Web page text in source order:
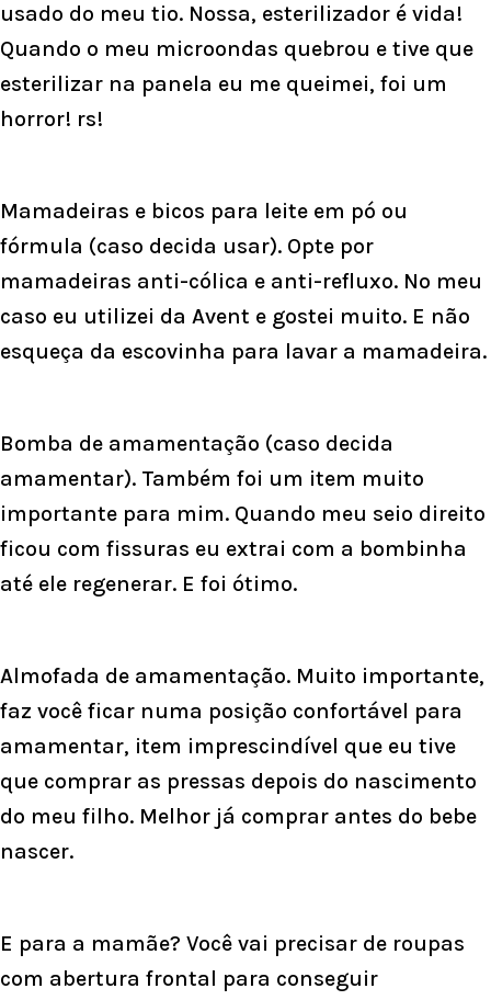
usado do meu tio. Nossa, esterilizador é vida!
Quando o meu microondas quebrou e tive que
esterilizar na panela eu me queimei, foi um
horror! rs!
Mamadeiras e bicos para leite em pó ou
fórmula (caso decida usar). Opte por
mamadeiras anti-cólica e anti-refluxo. No meu
caso eu utilizei da Avent e gostei muito. E não
esqueça da escovinha para lavar a mamadeira.
Bomba de amamentação (caso decida
amamentar). Também foi um item muito
importante para mim. Quando meu seio direito
ficou com fissuras eu extrai com a bombinha
até ele regenerar. E foi ótimo.
Almofada de amamentação. Muito importante,
faz você ficar numa posição confortável para
amamentar, item imprescindível que eu tive
que comprar as pressas depois do nascimento
do meu filho. Melhor já comprar antes do bebe
nascer.
E para a mamãe? Você vai precisar de roupas
com abertura frontal para conseguir